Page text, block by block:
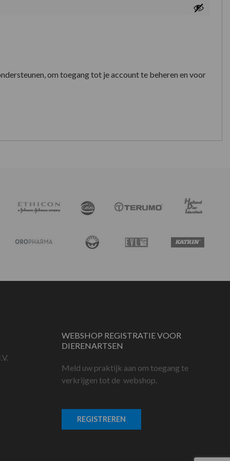
om toegang tot je account te beheren en voor
WEBSHOP REGISTRATIE VOOR
DIERENARTSEN
Meld uw praktijk aan om toegang te
verkrijgen tot de webshop.
REGISTREREN